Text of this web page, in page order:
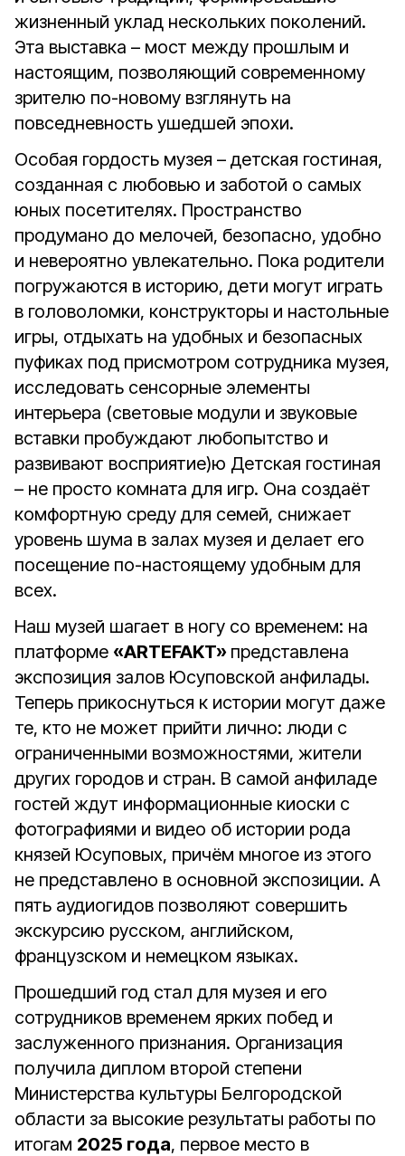
жизненный уклад нескольких поколений.
Эта выставка – мост между прошлым и
настоящим, позволяющий современному
зрителю по-новому взглянуть на
повседневность ушедшей эпохи.
Особая гордость музея – детская гостиная,
созданная с любовью и заботой о самых
юных посетителях. Пространство
продумано до мелочей, безопасно, удобно
и невероятно увлекательно. Пока родители
погружаются в историю, дети могут играть
в головоломки, конструкторы и настольные
игры, отдыхать на удобных и безопасных
пуфиках под присмотром сотрудника музея,
исследовать сенсорные элементы
интерьера (световые модули и звуковые
вставки пробуждают любопытство и
развивают восприятие)ю Детская гостиная
– не просто комната для игр. Она создаёт
комфортную среду для семей, снижает
уровень шума в залах музея и делает его
посещение по-настоящему удобным для
всех.
Наш музей шагает в ногу со временем: на
платформе «ARTEFAKT» представлена
экспозиция залов Юсуповской анфилады.
Теперь прикоснуться к истории могут даже
те, кто не может прийти лично: люди с
ограниченными возможностями, жители
других городов и стран. В самой анфиладе
гостей ждут информационные киоски с
фотографиями и видео об истории рода
князей Юсуповых, причём многое из этого
не представлено в основной экспозиции. А
пять аудиогидов позволяют совершить
экскурсию русском, английском,
французском и немецком языках.
Прошедший год стал для музея и его
сотрудников временем ярких побед и
заслуженного признания. Организация
получила диплом второй степени
Министерства культуры Белгородской
области за высокие результаты работы по
итогам 2025 года, первое место в